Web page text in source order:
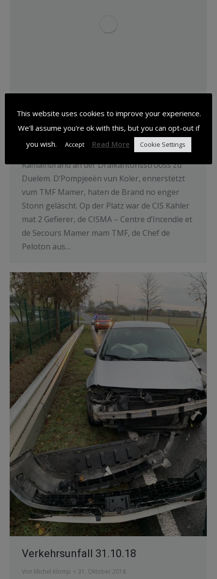
Kamäinbrand 05.05.2019
Michel Klomp
Kuerz no halwer 12 koum haut et zu engem
Kamäinbrand an der Dräikantonsstrooss zu
Duelem. D‘Pompjeeën vun Koler, ennerstëtzt
vum TMF Mamer, haten de Brand no enger
Stonn geläscht. Op der Platz war de CIS Kahler
mat 2 Gefierer, de CISMA – Centre d’Incendie et
de Secours Mamer mam TMF, de Chef de
Peloton aus…
Verkehrsunfall 31.10.18
Von Michel Klomp 31. Oktober 2018
This website uses cookies to improve your experience.
We'll assume you're ok with this, but you can opt-out if
you wish.
Accept Read More Cookie Settings